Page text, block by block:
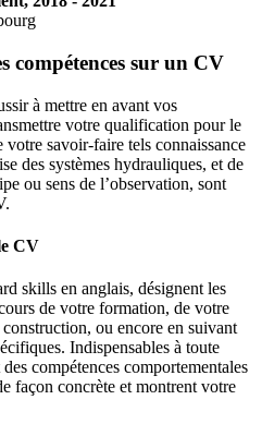
compétences sur un CV
à mettre en avant vos
votre qualification pour le
votre savoir-faire tels connaissance
des systèmes hydrauliques, et de
ou sens de l’observation, sont
CV
skills en anglais, désignent les
de votre formation, de votre
ou encore en suivant
Indispensables à toute
compétences comportementales
façon concrète et montrent votre